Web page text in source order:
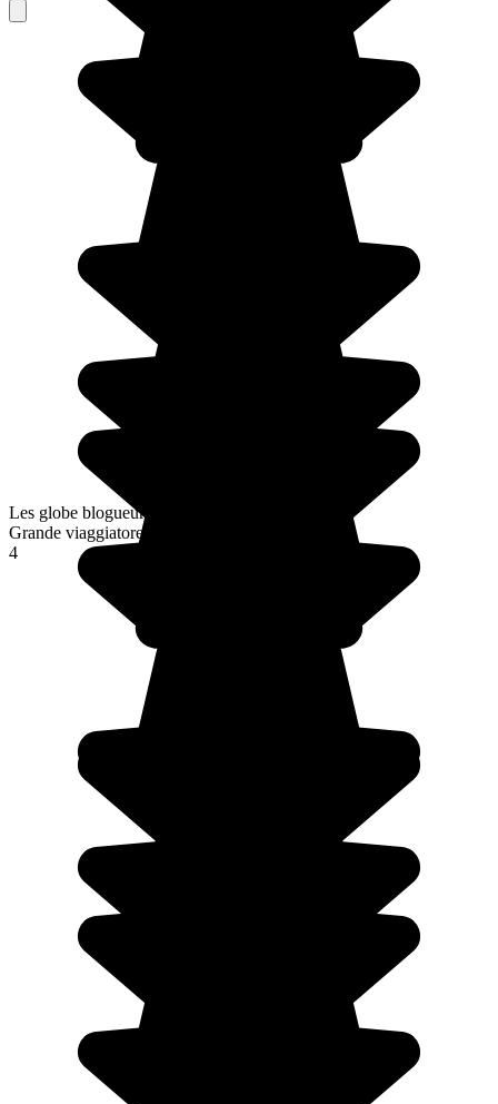
Les globe blogueurs
Grande viaggiatore
4